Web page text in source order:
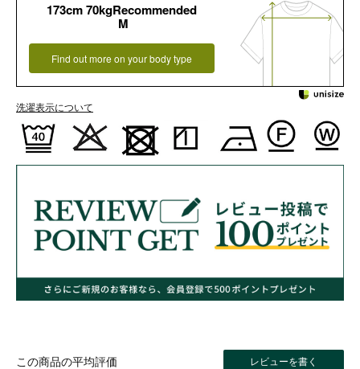
173cm 70kgRecommended
M
Find out more on your body type
洗濯表示について
レビューを書く